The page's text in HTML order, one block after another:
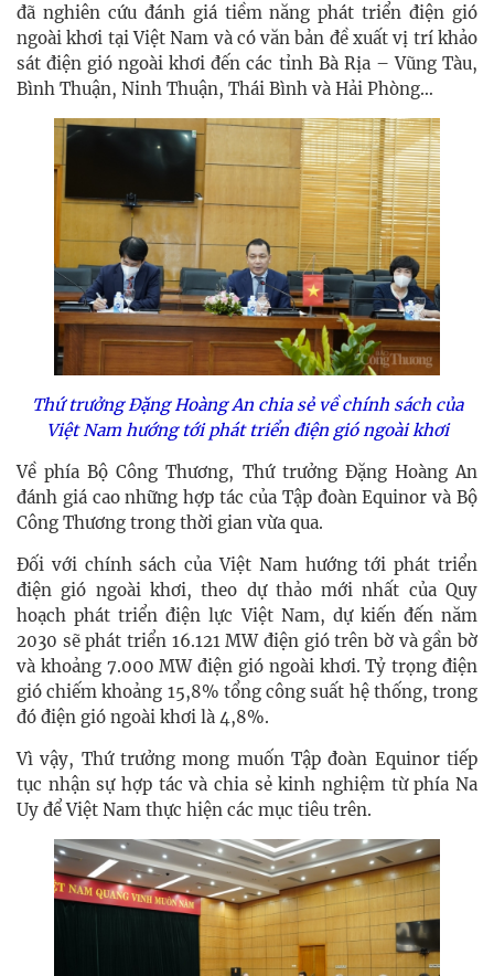
đã nghiên cứu đánh giá tiềm năng phát triển điện gió
ngoài khơi tại Việt Nam và có văn bản đề xuất vị trí khảo
sát điện gió ngoài khơi đến các tỉnh Bà Rịa – Vũng Tàu,
Bình Thuận, Ninh Thuận, Thái Bình và Hải Phòng…
Thứ trưởng Đặng Hoàng An chia sẻ về chính sách của
Việt Nam hướng tới phát triển điện gió ngoài khơi
Về phía Bộ Công Thương, Thứ trưởng Đặng Hoàng An
đánh giá cao những hợp tác của Tập đoàn Equinor và Bộ
Công Thương trong thời gian vừa qua.
Đối với chính sách của Việt Nam hướng tới phát triển
điện gió ngoài khơi, theo dự thảo mới nhất của Quy
hoạch phát triển điện lực Việt Nam, dự kiến đến năm
2030 sẽ phát triển 16.121 MW điện gió trên bờ và gần bờ
và khoảng 7.000 MW điện gió ngoài khơi. Tỷ trọng điện
gió chiếm khoảng 15,8% tổng công suất hệ thống, trong
đó điện gió ngoài khơi là 4,8%.
Vì vậy, Thứ trưởng mong muốn Tập đoàn Equinor tiếp
tục nhận sự hợp tác và chia sẻ kinh nghiệm từ phía Na
Uy để Việt Nam thực hiện các mục tiêu trên.